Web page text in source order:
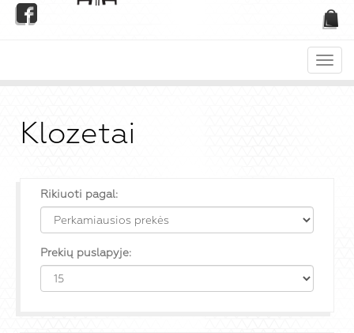
Klozetai
Rikiuoti pagal:
Prekių puslapyje: